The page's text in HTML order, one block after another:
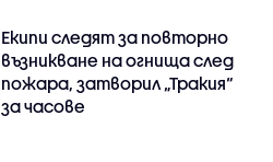
Екипи следят за повторно
възникване на огнища след
пожара, затворил „Тракия“
за часове